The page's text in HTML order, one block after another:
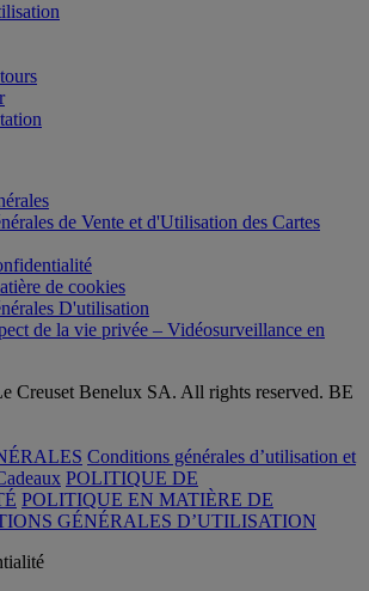
de Vente et d'Utilisation des Cartes
de cookies
D'utilisation
de la vie privée – Vidéosurveillance en
Creuset Benelux SA. All rights reserved. BE
Conditions générales d’utilisation et
POLITIQUE DE
POLITIQUE EN MATIÈRE DE
GÉNÉRALES D’UTILISATION